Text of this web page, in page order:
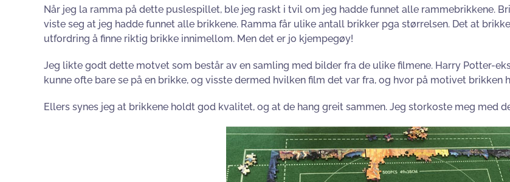
Når jeg la ramma på dette puslespillet, ble jeg raskt i tvil om jeg hadde funnet alle rammebrikkene.
viste seg at jeg hadde funnet alle brikkene. Ramma får ulike antall brikker pga størrelsen. Det at
utfordring å finne riktig brikke innimellom. Men det er jo kjempegøy!
Jeg likte godt dette motvet som består av en samling med bilder fra de ulike filmene. Harry Potter-
kunne ofte bare se på en brikke, og visste dermed hvilken film det var fra, og hvor på motivet brikken
Ellers synes jeg at brikkene holdt god kvalitet, og at de hang greit sammen. Jeg storkoste meg med